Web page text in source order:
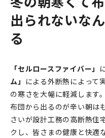
出られないな
る
「セルロースファイバー」
ム」 による外断熱によって
の寒さを大幅に軽減します。
布団から出るのが辛い朝は
さいが設計工務の高断熱住
クし、皆さまの健康と快適